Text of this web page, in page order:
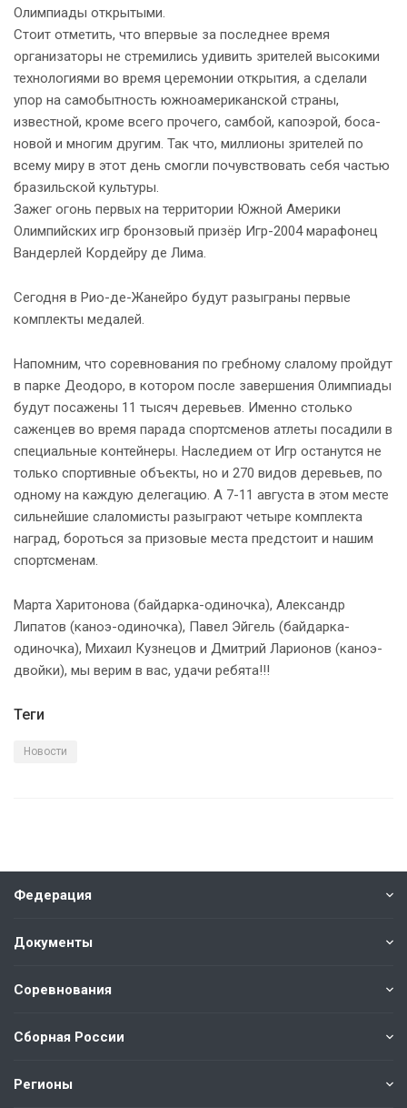
Олимпиады открытыми.
Стоит отметить, что впервые за последнее время
организаторы не стремились удивить зрителей высокими
технологиями во время церемонии открытия, а сделали
упор на самобытность южноамериканской страны,
известной, кроме всего прочего, самбой, капоэрой, боса-
новой и многим другим. Так что, миллионы зрителей по
всему миру в этот день смогли почувствовать себя частью
бразильской культуры.
Зажег огонь первых на территории Южной Америки
Олимпийских игр бронзовый призёр Игр-2004 марафонец
Вандерлей Кордейру де Лима.
Сегодня в Рио-де-Жанейро будут разыграны первые
комплекты медалей.
Напомним, что соревнования по гребному слалому пройдут
в парке Деодоро, в котором после завершения Олимпиады
будут посажены 11 тысяч деревьев. Именно столько
саженцев во время парада спортсменов атлеты посадили в
специальные контейнеры. Наследием от Игр останутся не
только спортивные объекты, но и 270 видов деревьев, по
одному на каждую делегацию. А 7-11 августа в этом месте
сильнейшие слаломисты разыграют четыре комплекта
наград, бороться за призовые места предстоит и нашим
спортсменам.
Марта Харитонова (байдарка-одиночка), Александр
Липатов (каноэ-одиночка), Павел Эйгель (байдарка-
одиночка), Михаил Кузнецов и Дмитрий Ларионов (каноэ-
двойки), мы верим в вас, удачи ребята!!!
Теги
Новости
Федерация
Документы
Соревнования
Сборная России
Регионы